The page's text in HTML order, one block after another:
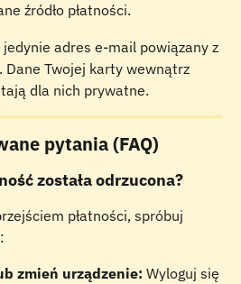
źródło płatności.
adres e-mail powiązany z
Dane Twojej karty wewnątrz
dla nich prywatne.
pytania (FAQ)
została odrzucona?
płatności, spróbuj
zmień urządzenie: Wyloguj się